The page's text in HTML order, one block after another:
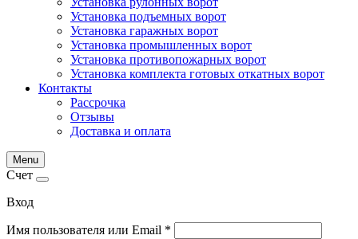
Установка подъемных ворот
Установка гаражных ворот
Установка промышленных ворот
Установка противопожарных ворот
Установка комплекта готовых откатных ворот
Контакты
Рассрочка
Отзывы
Доставка и оплата
Menu
Счет
Вход
Имя пользователя или Email *